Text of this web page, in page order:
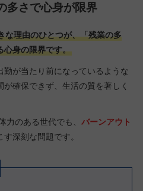
多さで心身が限界
な理由のひとつが、「残業の多
心身の限界です。
が当たり前になっているような
確保できず、生活の質を著しく
力のある世代でも、 バーンアウト
す深刻な問題です。